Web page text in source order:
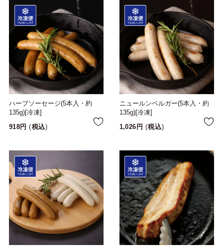
ハーブソーセージ(5本入・約
135g)[冷凍]
918
税込
ニュールンベルガー(5本入・約
135g)[冷凍]
1,026
税込